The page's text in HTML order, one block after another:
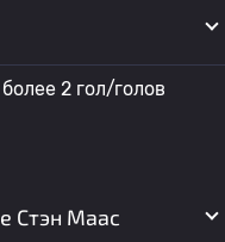
2 гол/голов
Стэн Маас